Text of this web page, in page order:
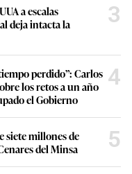
a escalas
deja intacta la
3
perdido”: Carlos
los retos a un año
el Gobierno
4
siete millones de
del Minsa
5